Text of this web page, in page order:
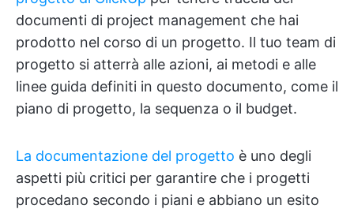
documenti di project management che hai
prodotto nel corso di un progetto. Il tuo team di
progetto si atterrà alle azioni, ai metodi e alle
linee guida definiti in questo documento, come il
piano di progetto, la sequenza o il budget.
La documentazione del progetto è uno degli
aspetti più critici per garantire che i progetti
procedano secondo i piani e abbiano un esito